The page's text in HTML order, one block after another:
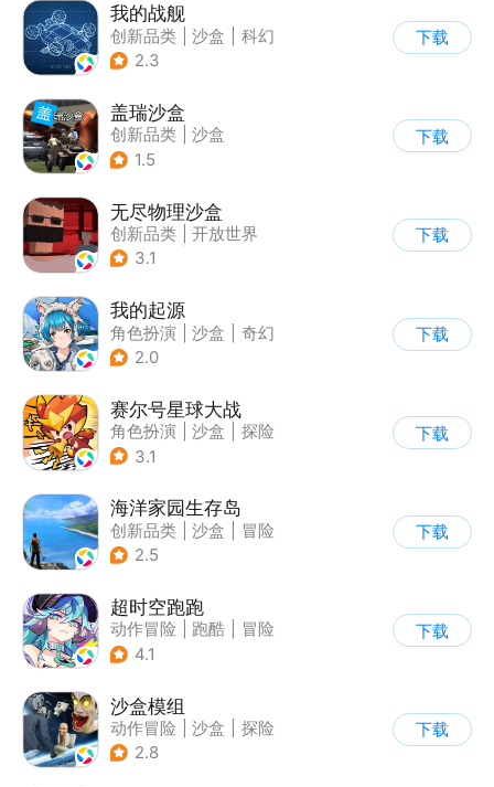
我的战舰
创新品类 沙盒
科幻
| 开放世界
2.3
下载
盖瑞沙盒
创新品类
沙盒
| 像素风
1.5
下载
无尽物理沙盒
创新品类
开放世界
| 像素风
3.1
下载
我的起源
角色扮演 沙盒
奇幻
| 开放世界
2.0
下载
赛尔号星球大战
角色扮演 沙盒
探险
| 赛尔号
3.1
下载
海洋家园生存岛
创新品类 沙盒
冒险
| 开放世界
2.5
下载
超时空跑跑
动作冒险 跑酷
冒险
| 沙盒
4.1
下载
沙盒模组
动作冒险 沙盒
探险
| 卡通
2.8
下载